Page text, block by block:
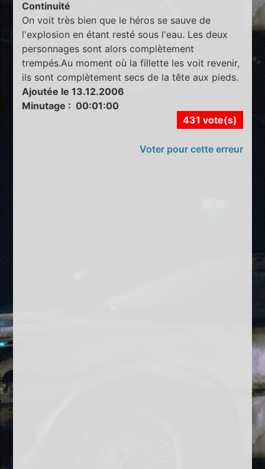
Continuité
On voit très bien que le héros se sauve de
l'explosion en étant resté sous l'eau. Les deux
personnages sont alors complètement
trempés.Au moment où la fillette les voit revenir,
ils sont complètement secs de la tête aux pieds.
Ajoutée le 13.12.2006
Minutage : 00:01:00
431 vote(s)
Voter pour cette erreur